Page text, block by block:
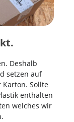
Deshalb
setzen auf
Karton. Sollte
enthalten
welches wir